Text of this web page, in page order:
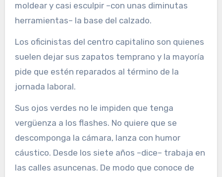
moldear y casi esculpir –con unas diminutas
herramientas– la base del calzado.
Los oficinistas del centro capitalino son quienes
suelen dejar sus zapatos temprano y la mayoría
pide que estén reparados al término de la
jornada laboral.
Sus ojos verdes no le impiden que tenga
vergüenza a los flashes. No quiere que se
descomponga la cámara, lanza con humor
cáustico. Desde los siete años –dice– trabaja en
las calles asuncenas. De modo que conoce de